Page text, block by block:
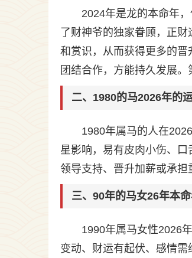
2024年是龙的本命年
了财神爷的独家眷顾，正
和赏识，从而获得更多的晋
团结合作，方能持久发展。
二、1980的马2026年的
1980年属马的人在
星影响，易有皮肉小伤、口
领导支持、晋升加薪或承担
三、90年的马女26年本
1990年属马女性2026
变动、财运有起伏、感情